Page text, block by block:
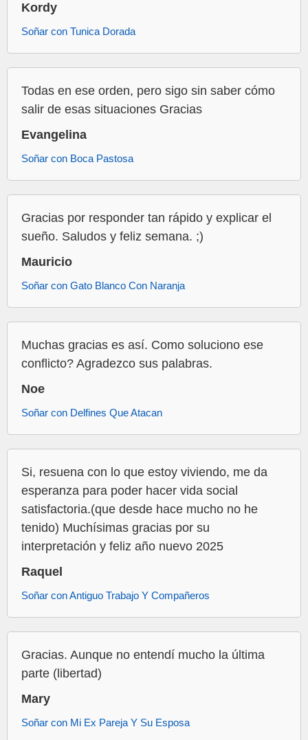
Kordy
Soñar con Tunica Dorada
Todas en ese orden, pero sigo sin saber cómo
salir de esas situaciones Gracias
Evangelina
Soñar con Boca Pastosa
Gracias por responder tan rápido y explicar el
sueño. Saludos y feliz semana. ;)
Mauricio
Soñar con Gato Blanco Con Naranja
Muchas gracias es así. Como soluciono ese
conflicto? Agradezco sus palabras.
Noe
Soñar con Delfines Que Atacan
Si, resuena con lo que estoy viviendo, me da
esperanza para poder hacer vida social
satisfactoria.(que desde hace mucho no he
tenido) Muchísimas gracias por su
interpretación y feliz año nuevo 2025
Raquel
Soñar con Antiguo Trabajo Y Compañeros
Gracias. Aunque no entendí mucho la última
parte (libertad)
Mary
Soñar con Mi Ex Pareja Y Su Esposa